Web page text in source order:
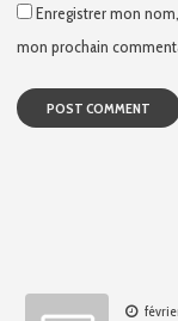
Enregistrer mon
mon prochain